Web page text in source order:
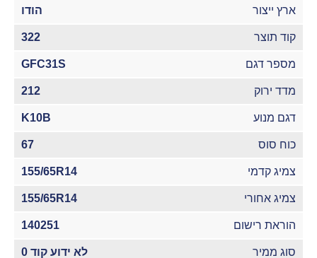
ארץ ייצור הודו
קוד תוצר 322
מספר דגם GFC31S
מדד ירוק 212
דגם מנוע K10B
כוח סוס 67
צמיג קדמי 155/65R14
צמיג אחורי 155/65R14
הוראת רישום 140251
סוג ממיר לא ידוע קוד 0